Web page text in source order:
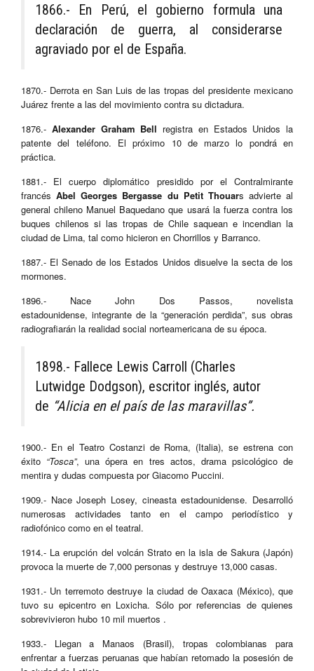
1866.- En Perú, el gobierno formula una
declaración de guerra, al considerarse
agraviado por el de España.
1870.- Derrota en San Luis de las tropas del presidente mexicano
Juárez frente a las del movimiento contra su dictadura.
1876.- Alexander Graham Bell registra en Estados Unidos la
patente del teléfono. El próximo 10 de marzo lo pondrá en
práctica.
1881.- El cuerpo diplomático presidido por el Contralmirante
francésAbel Georges Bergasse du Petit Thouars advierte al
general chileno Manuel Baquedano que usará la fuerza contra los
buques chilenos si las tropas de Chile saquean e incendian la
ciudad de Lima, tal como hicieron en Chorrillos y Barranco.
1887.- El Senado de los Estados Unidos disuelve la secta de los
mormones.
1896.- Nace John Dos Passos, novelista
estadounidense, integrante de la “generación perdida”, sus obras
radiografiarán la realidad social norteamericana de su época.
1898.- Fallece Lewis Carroll (Charles
Lutwidge Dodgson), escritor inglés, autor
de “Alicia en el país de las maravillas”.
1900.- En el Teatro Costanzi de Roma, (Italia), se estrena con
éxito “Tosca”, una ópera en tres actos, drama psicológico de
mentira y dudas compuesta por Giacomo Puccini.
1909.- Nace Joseph Losey, cineasta estadounidense. Desarrolló
numerosas actividades tanto en el campo periodístico y
radiofónico como en el teatral.
1914.- La erupción del volcán Strato en la isla de Sakura (Japón)
provoca la muerte de 7,000 personas y destruye 13,000 casas.
1931.- Un terremoto destruye la ciudad de Oaxaca (México), que
tuvo su epicentro en Loxicha. Sólo por referencias de quienes
sobrevivieron hubo 10 mil muertos .
1933.- Llegan a Manaos (Brasil), tropas colombianas para
enfrentar a fuerzas peruanas que habían retomado la posesión de